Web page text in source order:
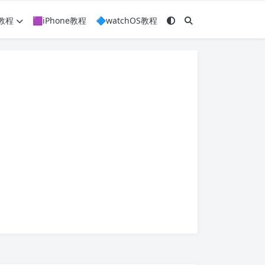
程 🟪iPhone教程 🔷watchOS教程